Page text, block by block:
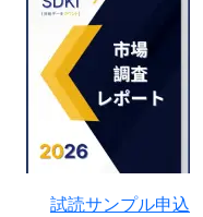
試読サンプル申込